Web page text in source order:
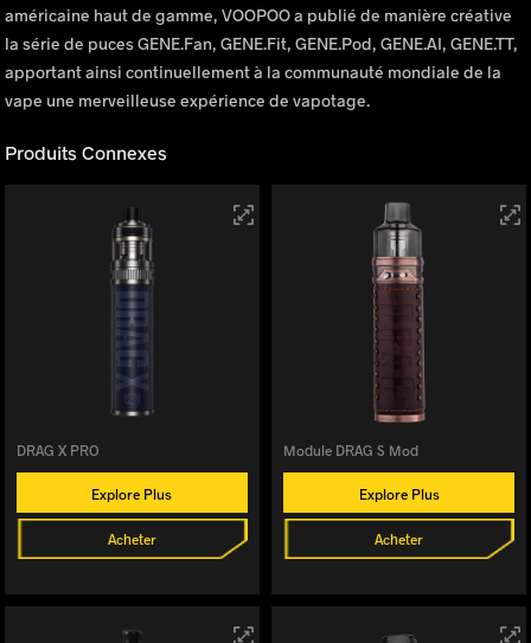
américaine haut de gamme, VOOPOO a publié de manière créative
la série de puces GENE.Fan, GENE.Fit, GENE.Pod, GENE.AI, GENE.TT,
apportant ainsi continuellement à la communauté mondiale de la
vape une merveilleuse expérience de vapotage.
Produits Connexes
DRAG X PRO
Explore Plus
Acheter
Module DRAG S Mod
Explore Plus
Acheter